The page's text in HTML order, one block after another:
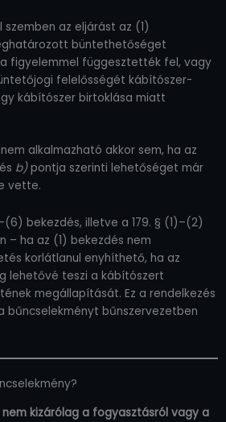
az eljárást az (1)
büntethetőséget
figyelemmel függesztették fel, vagy
felelősségét kábítószer-
kábítószer birtoklása miatt
alkalmazható akkor sem, ha az
b)pontja szerinti lehetőséget már
vette.
bekezdés, illetve a 179. § (1)–(2)
– ha az (1) bekezdés nem
korlátlanul enyhíthető, ha az
lehetővé teszi a kábítószert
megállapítását. Ez a rendelkezés
bűncselekményt bűnszervezetben
nem kizárólag a fogyasztásról vagy a